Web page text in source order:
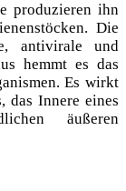
produzieren ihn
Die
antivirale und
hemmt es das
Es wirkt
das Innere eines
äußeren